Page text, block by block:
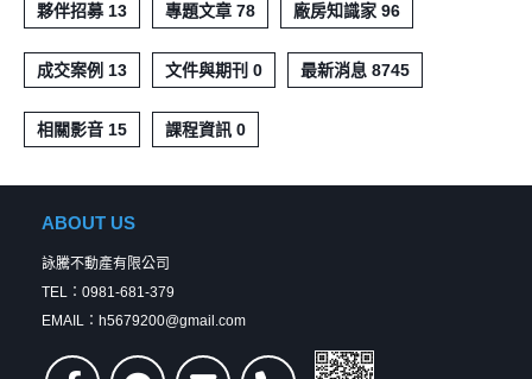
夥伴招募 13 專題文章 78 廠房知識家 96
成交案例 13 文件與期刊 0 最新消息 8745
相關影音 15 課程資訊 0
ABOUT US
詠騰不動產有限公司
TEL：0981-681-379
EMAIL：h5679200@gmail.com